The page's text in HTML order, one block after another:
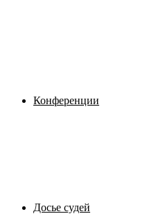
Конференции
Досье судей